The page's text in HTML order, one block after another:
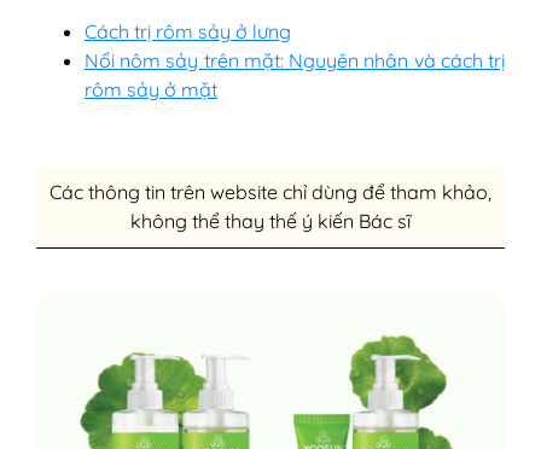
Cách trị rôm sảy ở lưng
Nổi nôm sảy trên mặt: Nguyên nhân và cách trị
rôm sảy ở mặt
Các thông tin trên website chỉ dùng để tham khảo,
không thể thay thế ý kiến Bác sĩ